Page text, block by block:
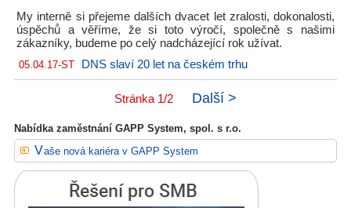
My interně si přejeme dalších dvacet let zralosti, dokonalosti,
úspěchů a věříme, že si toto výročí, společně s našimi
zákazníky, budeme po celý nadcházející rok užívat.
05.04.17-ST DNS slaví 20 let na českém trhu
Stránka 1/2 Další >
Nabídka zaměstnání GAPP System, spol. s r.o.
Vaše nová kariéra v GAPP System